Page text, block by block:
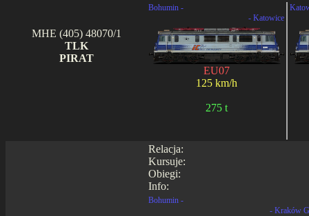
MHE (405) 48070/1
TLK
PIRAT
Bohumin -
- Katowice
EU07
125 km/h
275 t
Relacja:
Kursuje:
Obiegi:
Info:
Bohumin -
- Kraków